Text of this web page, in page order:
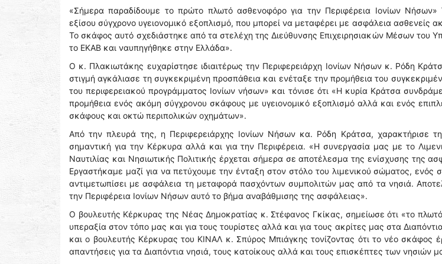
«Σήμερα παραδίδουμε το πρώτο πλωτό ασθενοφόρο για την Περιφέρεια Ιονίων
εξίσου σύγχρονο υγειονομικό εξοπλισμό, που μπορεί να μεταφέρει με ασφάλεια ασθενείς
Το σκάφος αυτό σχεδιάστηκε από τα στελέχη της Διεύθυνσης Επιχειρησιακών Μέσων του
το ΕΚΑΒ και ναυπηγήθηκε στην Ελλάδα».
Ο κ. Πλακιωτάκης ευχαρίστησε ιδιαιτέρως την Περιφερειάρχη Ιονίων Νήσων κ. Ρόδη
στιγμή αγκάλιασε τη συγκεκριμένη προσπάθεια και ενέταξε την προμήθεια του
του περιφερειακού προγράμματος Ιονίων νήσων» και τόνισε ότι «Η κυρία Κράτσα
προμήθεια ενός ακόμη σύγχρονου σκάφους με υγειονομικό εξοπλισμό αλλά και ενός
σκάφους και οκτώ περιπολικών οχημάτων».
Από την πλευρά της, η Περιφερειάρχης Ιονίων Νήσων κα. Ρόδη Κράτσα, χαρακτήρισε τη
σημαντική για την Κέρκυρα αλλά και για την Περιφέρεια. «Η συνεργασία μας με το
Ναυτιλίας και Νησιωτικής Πολιτικής έρχεται σήμερα σε αποτέλεσμα της ενίσχυσης της
Εργαστήκαμε μαζί για να πετύχουμε την ένταξη στον στόλο του λιμενικού σώματος, ενός
αντιμετωπίσει με ασφάλεια τη μεταφορά πασχόντων συμπολιτών μας από τα νησιά.
την Περιφέρεια Ιονίων Νήσων αυτό το βήμα αναβάθμισης της ασφάλειας».
Ο βουλευτής Κέρκυρας της Νέας Δημοκρατίας κ. Στέφανος Γκίκας, σημείωσε ότι «το
υπεραξία στον τόπο μας και για τους τουρίστες αλλά και για τους ακρίτες μας στα
και ο βουλευτής Κέρκυρας του ΚΙΝΑΛ κ. Σπύρος Μπιάγκης τονίζοντας ότι το νέο σκάφος
απαντήσεις για τα Διαπόντια νησιά, τους κατοίκους αλλά και τους επισκέπτες των νησιών